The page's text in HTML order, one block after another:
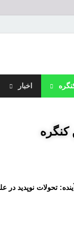
اخبار
کنگره
تحولات نوپدید در